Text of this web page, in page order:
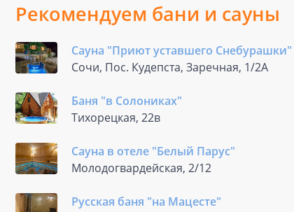
Рекомендуем бани и сауны
Сауна "Приют уставшего Снебурашки"
Сочи, Пос. Кудепста, Заречная, 1/2А
Баня "в Солониках"
Тихорецкая, 22в
Сауна в отеле "Белый Парус"
Молодогвардейская, 2/12
Русская баня "на Мацесте"